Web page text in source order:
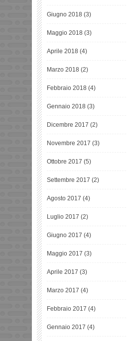
Giugno 2018 (3)
Maggio 2018 (3)
Aprile 2018 (4)
Marzo 2018 (2)
Febbraio 2018 (4)
Gennaio 2018 (3)
Dicembre 2017 (2)
Novembre 2017 (3)
Ottobre 2017 (5)
Settembre 2017 (2)
Agosto 2017 (4)
Luglio 2017 (2)
Giugno 2017 (4)
Maggio 2017 (3)
Aprile 2017 (3)
Marzo 2017 (4)
Febbraio 2017 (4)
Gennaio 2017 (4)